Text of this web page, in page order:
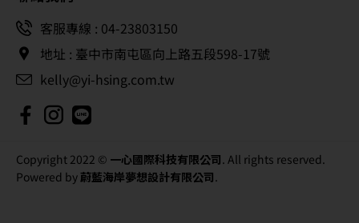
客服專線 : 04-23803150
地址 : 臺中市南屯區向上路五段598-17號
kelly@yi-hsing.com.tw
Copyright 2022 © 一心國際科技有限公司. All rights reserved.
Powered by 蔚藍海岸夢想設計有限公司.